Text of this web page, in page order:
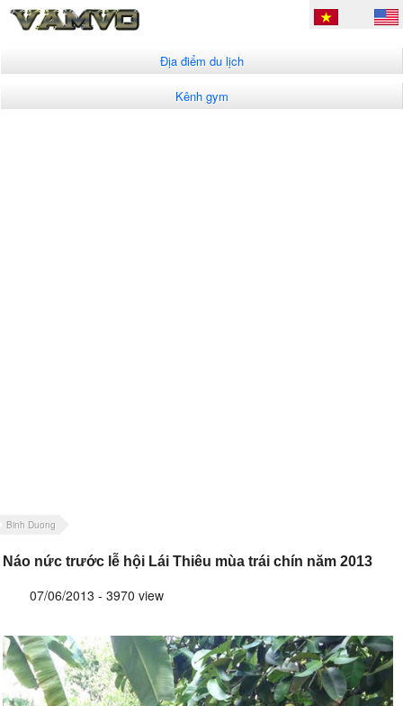
Địa điểm du lịch
Kênh gym
Binh Duong
Náo nức trước lễ hội Lái Thiêu mùa trái chín năm 2013
07/06/2013 - 3970 view